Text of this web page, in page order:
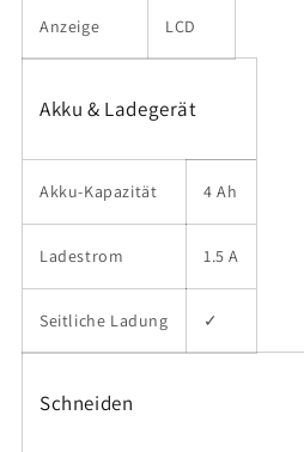
Anzeige LCD
Akku & Ladegerät
Akku-Kapazität 4 Ah
Ladestrom 1.5 A
Seitliche Ladung ✓
Schneiden